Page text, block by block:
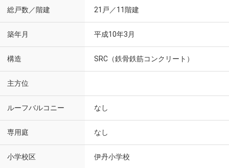
総戸数／階建 21戸／11階建
築年月 平成10年3月
構造 SRC（鉄骨鉄筋コンクリート）
主方位
ルーフバルコニー なし
専用庭 なし
小学校区 伊丹小学校